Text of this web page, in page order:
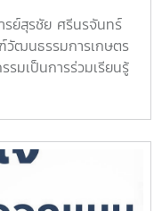
ยาลัยขอนแก่น รางวัล
ยาลัยแม่โจ้ขอให้ความ
ใช้พลังแห่งเสียงและ
ะขออวยพรให้ทุกท่าน
2026 | The
ย์สุรชัย ศรีนรจันทร์
ฒนธรรมการเกษตร
มเป็นการร่วมเรียนรู้
สัมผัสคุณค่าของ
าวิทยาลัยแม่โจ้